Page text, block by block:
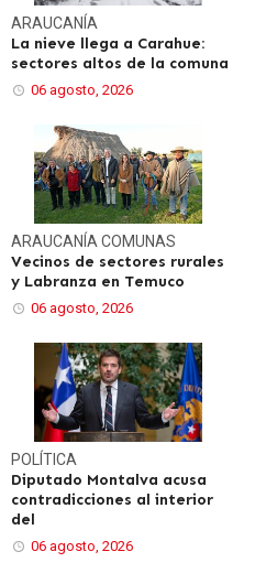
ARAUCANÍA
La nieve llega a Carahue:
sectores altos de la comuna
06 agosto, 2026
ARAUCANÍA COMUNAS
Vecinos de sectores rurales
y Labranza en Temuco
06 agosto, 2026
POLÍTICA
Diputado Montalva acusa
contradicciones al interior
del
06 agosto, 2026